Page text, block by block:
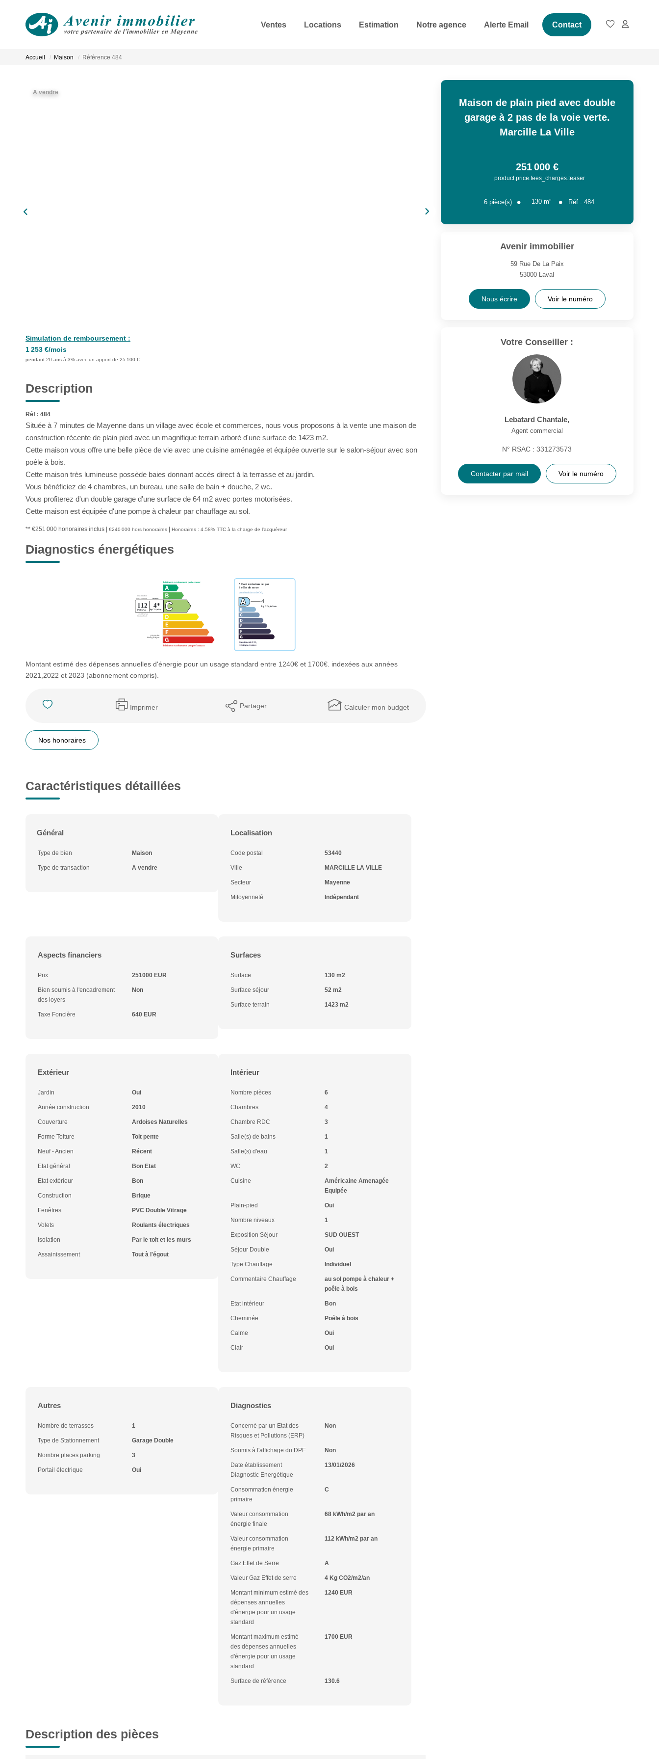
Ventes Locations Estimation Notre agence Alerte Email Contact
Accueil Maison Référence 484
A vendre
Simulation de remboursement :
1 253 €/mois
pendant 20 ans à 3% avec un apport de 25 100 €
Description
Réf : 484
Située à 7 minutes de Mayenne dans un village avec école et commerces, nous vous proposons à la vente une maison de
construction récente de plain pied avec un magnifique terrain arboré d'une surface de 1423 m2.
Cette maison vous offre une belle pièce de vie avec une cuisine aménagée et équipée ouverte sur le salon-séjour avec son
poêle à bois.
Cette maison très lumineuse possède baies donnant accès direct à la terrasse et au jardin.
Vous bénéficiez de 4 chambres, un bureau, une salle de bain + douche, 2 wc.
Vous profiterez d'un double garage d'une surface de 64 m2 avec portes motorisées.
Cette maison est équipée d'une pompe à chaleur par chauffage au sol.
** €251 000 honoraires inclus €240 000 hors honoraires Honoraires : 4.58% TTC à la charge de l'acquéreur
Diagnostics énergétiques
Montant estimé des dépenses annuelles d'énergie pour un usage standard entre 1240€ et 1700€. indexées aux années
2021,2022 et 2023 (abonnement compris).
Imprimer Partager Calculer mon budget
Nos honoraires
Caractéristiques détaillées
Général
Type de bien Maison
Type de transaction A vendre
Localisation
Code postal 53440
Ville MARCILLE LA VILLE
Secteur Mayenne
Mitoyenneté Indépendant
Aspects financiers
Prix 251000 EUR
Bien soumis à l'encadrement
des loyers
Non
Taxe Foncière 640 EUR
Surfaces
Surface 130 m2
Surface séjour 52 m2
Surface terrain 1423 m2
Extérieur
Jardin Oui
Année construction 2010
Couverture Ardoises Naturelles
Forme Toiture Toit pente
Neuf - Ancien Récent
Etat général Bon Etat
Etat extérieur Bon
Construction Brique
Fenêtres PVC Double Vitrage
Volets Roulants électriques
Isolation Par le toit et les murs
Assainissement Tout à l'égout
Intérieur
Nombre pièces 6
Chambres 4
Chambre RDC 3
Salle(s) de bains 1
Salle(s) d'eau 1
WC 2
Cuisine
Américaine Amenagée
Equipée
Plain-pied Oui
Nombre niveaux 1
Exposition Séjour SUD OUEST
Séjour Double Oui
Type Chauffage Individuel
Commentaire Chauffage
au sol pompe à chaleur +
poêle à bois
Etat intérieur Bon
Cheminée Poêle à bois
Calme Oui
Clair Oui
Autres
Nombre de terrasses 1
Type de Stationnement Garage Double
Nombre places parking 3
Portail électrique Oui
Diagnostics
Concerné par un Etat des
Risques et Pollutions (ERP)
Non
Soumis à l'affichage du DPE Non
Date établissement
Diagnostic Energétique
13/01/2026
Consommation énergie
primaire
C
Valeur consommation
énergie finale
68 kWh/m2 par an
Valeur consommation
énergie primaire
112 kWh/m2 par an
Gaz Effet de Serre A
Valeur Gaz Effet de serre 4 Kg CO2/m2/an
Montant minimum estimé des
dépenses annuelles
d'énergie pour un usage
standard
1240 EUR
Montant maximum estimé
des dépenses annuelles
d'énergie pour un usage
standard
1700 EUR
Surface de référence 130.6
Description des pièces
Maison de plain pied avec double
garage à 2 pas de la voie verte.
Marcille La Ville
251 000 €
product.price.fees_charges.teaser
6 pièce(s) 130 m² Réf : 484
Avenir immobilier
59 Rue De La Paix
53000 Laval
Nous écrire Voir le numéro
Votre Conseiller :
Lebatard Chantale,
Agent commercial
N° RSAC : 331273573
Contacter par mail Voir le numéro